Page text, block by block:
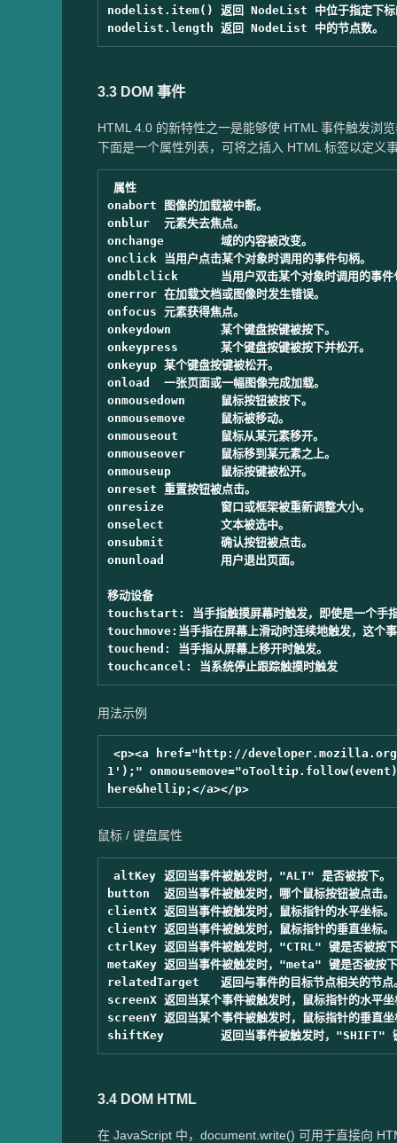
nodelist.item()	返回 NodeList 中位于指定下标的节点。
3.3 DOM 事件
HTML 4.0 的新特性之一是能够使 HTML 事件触发浏
下面是一个属性列表，可将之插入 HTML 标签以定义
属性
onabort	图像的加载被中断。
onblur	元素失去焦点。
onchange	域的内容被改变。
onclick	当用户点击某个对象时调用的事件句柄。
ondblclick	当用户双击某个对象时调用的事件句柄。
onerror	在加载文档或图像时发生错误。
onfocus	元素获得焦点。
onkeydown	某个键盘按键被按下。
onkeypress	某个键盘按键被按下并松开。
onkeyup	某个键盘按键被松开。
onload	一张页面或一幅图像完成加载。
onmousedown	鼠标按钮被按下。
onmousemove	鼠标被移动。
onmouseout	鼠标从某元素移开。
onmouseover	鼠标移到某元素之上。
onmouseup	鼠标按键被松开。
onreset	重置按钮被点击。
onresize	窗口或框架被重新调整大小。
onselect	文本被选中。
onsubmit	确认按钮被点击。
onunload	用户退出页面。
移动设备
touchstart: 当手指触摸屏幕时触发，即使是一个手指
touchmove:当手指在屏幕上滑动时连续地触发，这
touchend: 当手指从屏幕上移开时触发。
用法示例
<p><a href="http://
1');"
​ 鼠标 / 键盘属性
altKey	返回当事件被触发时，"ALT" 是否被按下。
button	返回当事件被触发时，哪个鼠标按钮被点击。
clientX	返回当事件被触发时，鼠标指针的水平坐标。
clientY	返回当事件被触发时，鼠标指针的垂直坐标。
ctrlKey	返回当事件被触发时，"CTRL" 键是否被按下。
metaKey	返回当事件被触发时，"meta" 键是否被按下。
relatedTarget	返回与事件的目标节点相关的节点。
screenX	返回当某个事件被触发时，鼠标指针的水平坐标。
screenY	返回当某个事件被触发时，鼠标指针的垂直坐标。
3.4 DOM HTML
在 JavaScript 中，document.write() 可用于直接向